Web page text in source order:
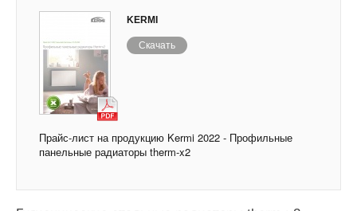
KERMI
Скачать
Прайс-лист на продукцию Kermi 2022 - Профильные
панельные радиаторы therm-x2